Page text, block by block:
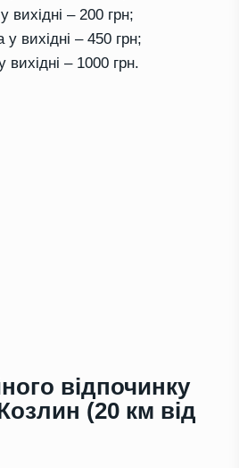
вихідні – 200 грн;
у вихідні – 450 грн;
вихідні – 1000 грн.
відпочинку
(20 км від